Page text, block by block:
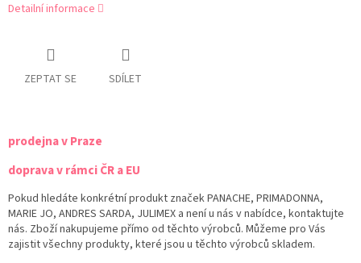
Detailní informace
ZEPTAT SE SDÍLET
prodejna v Praze
doprava v rámci ČR a EU
Pokud hledáte konkrétní produkt značek PANACHE, PRIMADONNA,
MARIE JO, ANDRES SARDA, JULIMEX a není u nás v nabídce, kontaktujte
nás. Zboží nakupujeme přímo od těchto výrobců. Můžeme pro Vás
zajistit všechny produkty, které jsou u těchto výrobců skladem.